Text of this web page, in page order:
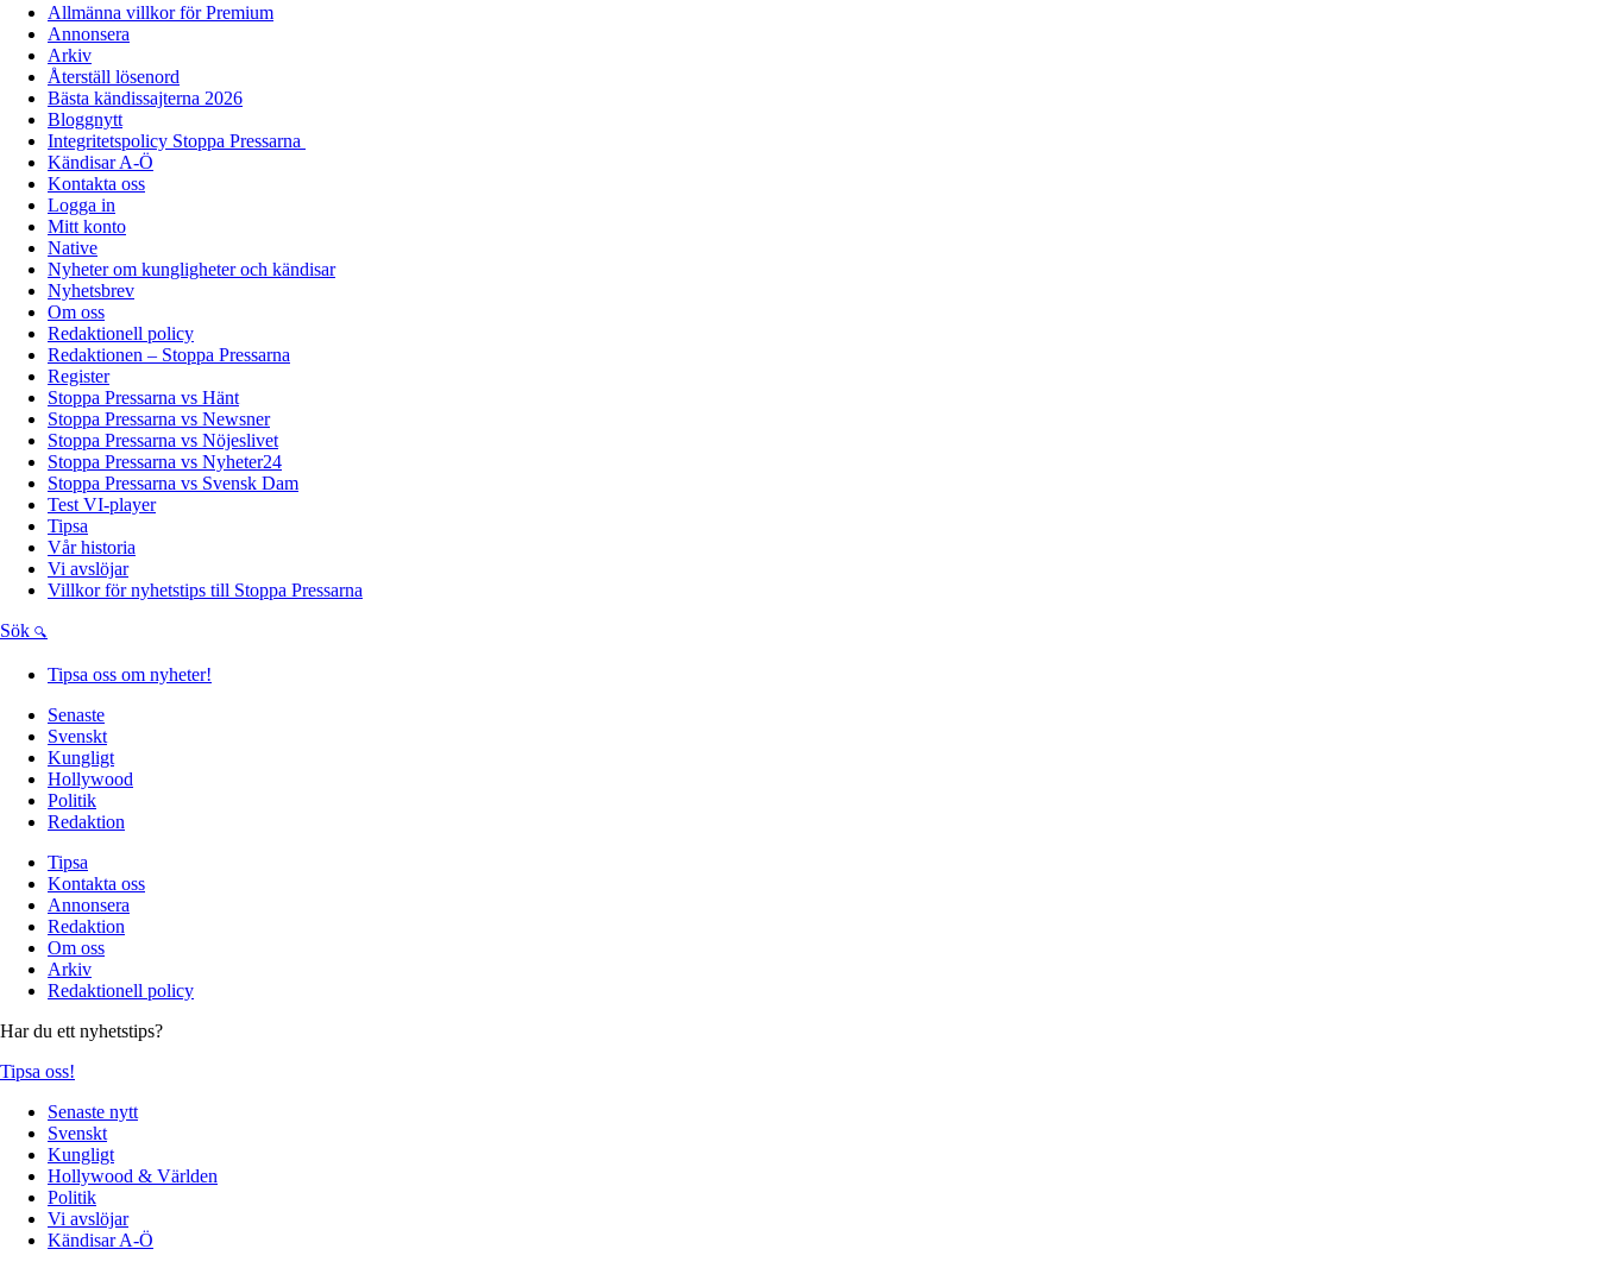
Allmänna villkor för Premium
Annonsera
Arkiv
Återställ lösenord
Bästa kändissajterna 2026
Bloggnytt
Integritetspolicy Stoppa Pressarna
Kändisar A-Ö
Kontakta oss
Logga in
Mitt konto
Native
Nyheter om kungligheter och kändisar
Nyhetsbrev
Om oss
Redaktionell policy
Redaktionen – Stoppa Pressarna
Register
Stoppa Pressarna vs Hänt
Stoppa Pressarna vs Newsner
Stoppa Pressarna vs Nöjeslivet
Stoppa Pressarna vs Nyheter24
Stoppa Pressarna vs Svensk Dam
Test VI-player
Tipsa
Vår historia
Vi avslöjar
Villkor för nyhetstips till Stoppa Pressarna
Sök
Tipsa oss om nyheter!
Senaste
Svenskt
Kungligt
Hollywood
Politik
Redaktion
Tipsa
Kontakta oss
Annonsera
Redaktion
Om oss
Arkiv
Redaktionell policy
Har du ett nyhetstips?
Tipsa oss!
Senaste nytt
Svenskt
Kungligt
Hollywood & Världen
Politik
Vi avslöjar
Kändisar A-Ö